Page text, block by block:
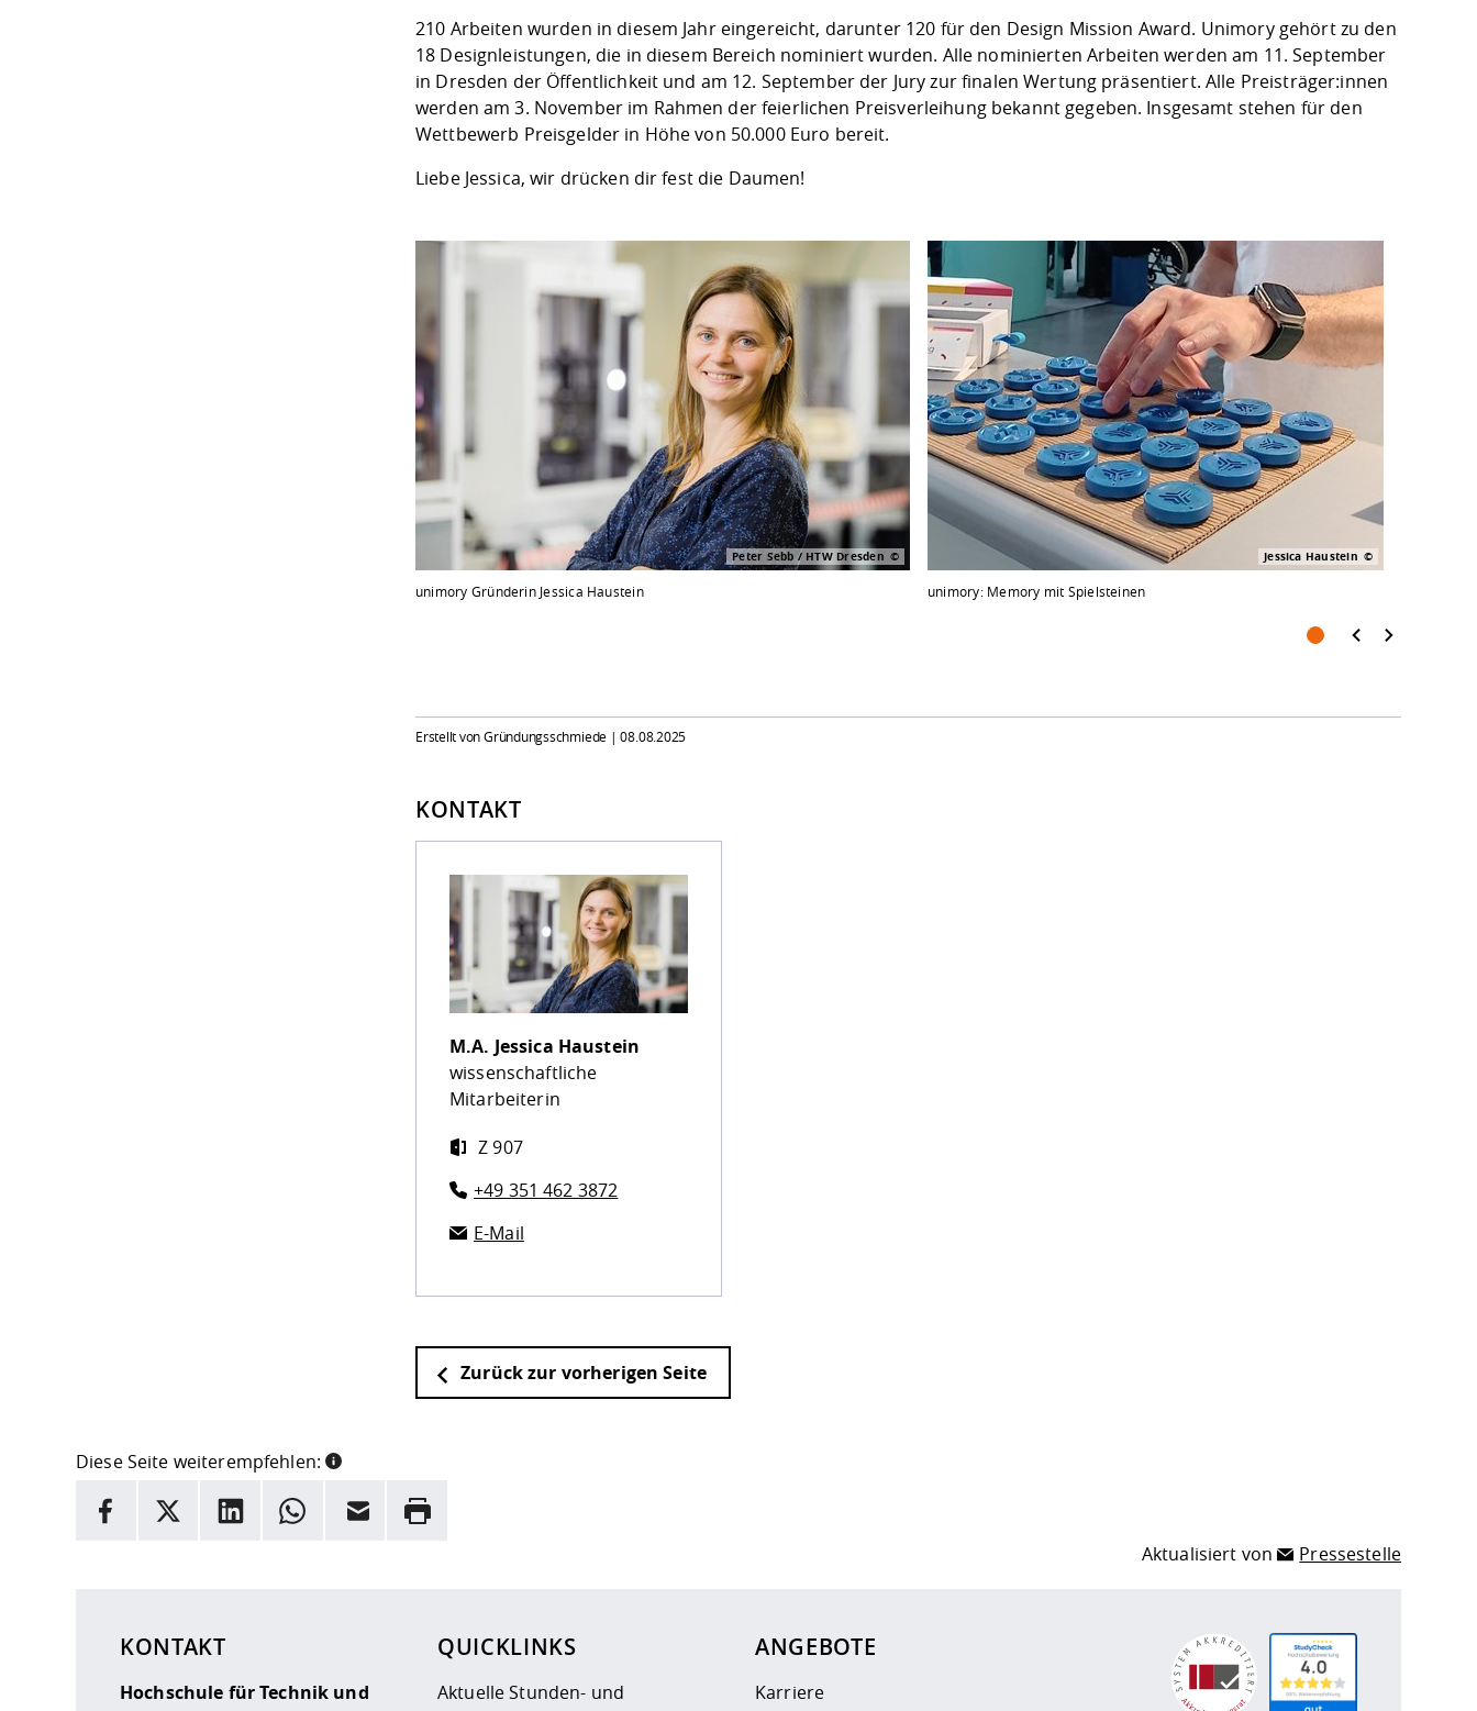
210 Arbeiten wurden in diesem Jahr eingereicht, darunter 120 für den Design Mission Award. Unimory gehört zu den
18 Designleistungen, die in diesem Bereich nominiert wurden. Alle nominierten Arbeiten werden am 11. September
in Dresden der Öffentlichkeit und am 12. September der Jury zur finalen Wertung präsentiert. Alle Preisträger:innen
werden am 3. November im Rahmen der feierlichen Preisverleihung bekannt gegeben. Insgesamt stehen für den
Wettbewerb Preisgelder in Höhe von 50.000 Euro bereit.
Liebe Jessica, wir drücken dir fest die Daumen!
Peter Sebb / HTW Dresden
unimory Gründerin Jessica Haustein
Jessica Haustein
unimory: Memory mit Spielsteinen
Erstellt von Gründungsschmiede |08.08.2025
KONTAKT
M.A. Jessica Haustein
wissenschaftliche
Mitarbeiterin
Z 907
+49 351 462 3872
E-Mail
Zurück zur vorherigen Seite
Diese Seite weiterempfehlen:
INFORMATION
Facebook
X LinkedInWhatsappE-Mail Drucken
Aktualisiert von Pressestelle
KONTAKT
Hochschule für Technik und
QUICKLINKS
Aktuelle Stunden- und
ANGEBOTE
Karriere